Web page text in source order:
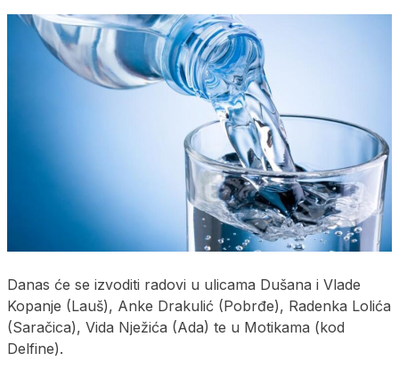
Danas će se izvoditi radovi u ulicama Dušana i Vlade
Kopanje (Lauš), Anke Drakulić (Pobrđe), Radenka Lolića
(Saračica), Vida Nježića (Ada) te u Motikama (kod
Delfine).